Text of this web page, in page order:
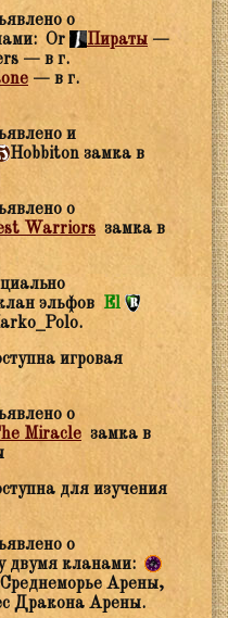
о
Or
Пираты —
— в г.
— в г.
и
Hobbiton замка в
о
Warriors замка в
эльфов El
игровая
о
Miracle замка в
для изучения
о
двумя кланами:
Арены,
Дракона Арены.